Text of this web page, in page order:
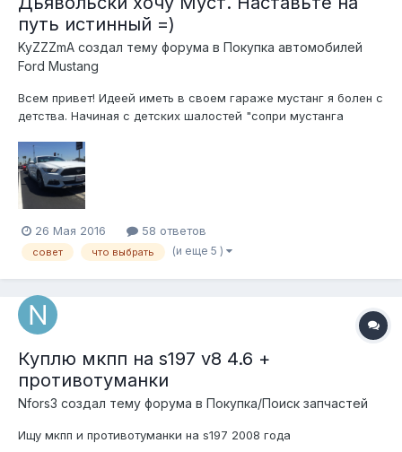
путь истинный =)
KyZZZmA создал тему форума в Покупка автомобилей
Ford Mustang
Всем привет! Идеей иметь в своем гараже мустанг я болен с
детства. Начиная с детских шалостей "сопри мустанга
подросткового прохождения NFS исключительно на нем =)) И
вот, алиллуйа. я созрел! Продаю свой опелёк и вперёд за
конём =) А ту...
26 Мая 2016 58 ответов
совет что выбрать (и еще 5 )
Куплю мкпп на s197 v8 4.6 +
противотуманки
Nfors3 создал тему форума в Покупка/Поиск запчастей
Ищу мкпп и противотуманки на s197 2008 года